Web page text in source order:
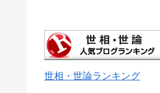
世相・世論ランキング